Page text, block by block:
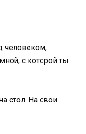
человеком,
с которой ты
стол. На свои